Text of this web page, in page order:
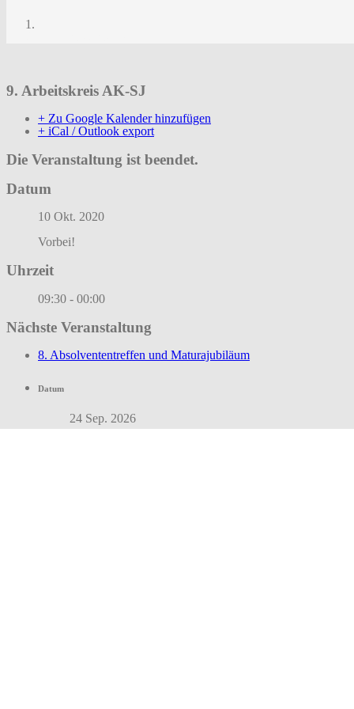
9. Arbeitskreis AK-SJ
+ Zu Google Kalender hinzufügen
+ iCal / Outlook export
Die Veranstaltung ist beendet.
Datum
10 Okt. 2020
Vorbei!
Uhrzeit
09:30 - 00:00
Nächste Veranstaltung
8. Absolvententreffen und Maturajubiläum
Datum
24 Sep. 2026